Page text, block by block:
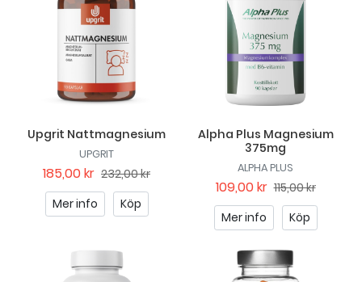
Upgrit Nattmagnesium
UPGRIT
185,00 kr 232,00 kr
Mer info
Köp
Alpha Plus Magnesium
375mg
ALPHA PLUS
109,00 kr 115,00 kr
Mer info
Köp